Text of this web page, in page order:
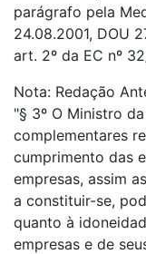
parágrafo pela
24.08.2001, DOU
art. 2º da EC nº
Nota: Redação
"§ 3º O Ministro
complementares
cumprimento das
empresas, assim
a constituir-se,
quanto à
empresas e de